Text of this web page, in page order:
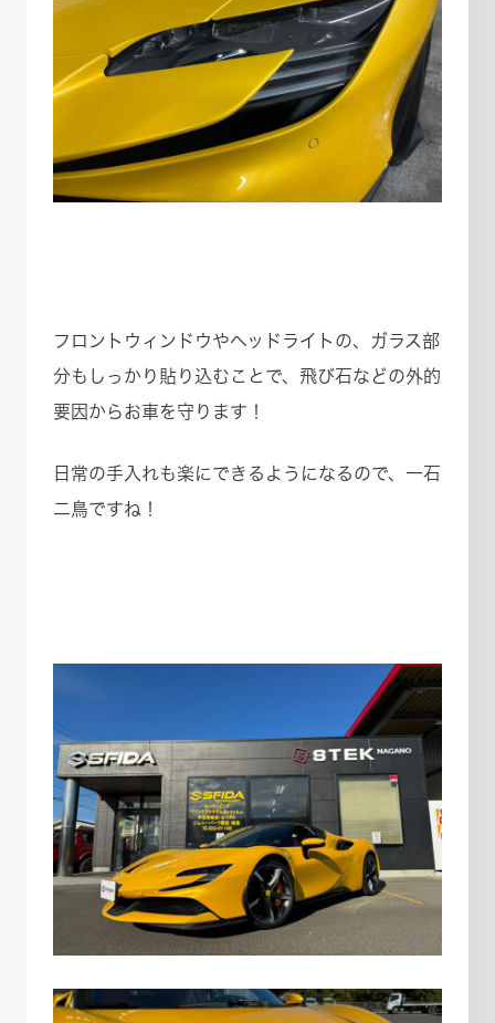
フロントウィンドウやヘッドライトの、ガラス部
分もしっかり貼り込むことで、飛び石などの外的
要因からお車を守ります！
日常の手入れも楽にできるようになるので、一石
二鳥ですね！